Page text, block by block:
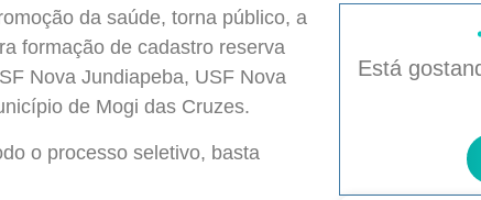
Está
da saúde, torna público, a
formação de cadastro reserva
Nova Jundiapeba, USF Nova
de Mogi das Cruzes.
o processo seletivo, basta